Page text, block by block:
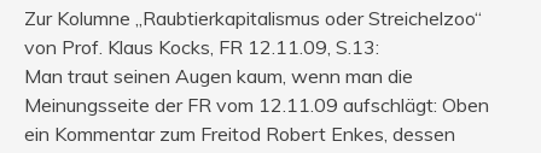
Zur Kolumne „Raubtierkapitalismus oder Streichelzoo“
von Prof. Klaus Kocks, FR 12.11.09, S.13:
Man traut seinen Augen kaum, wenn man die
Meinungsseite der FR vom 12.11.09 aufschlägt: Oben
ein Kommentar zum Freitod Robert Enkes, dessen